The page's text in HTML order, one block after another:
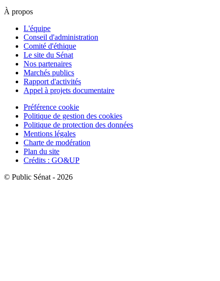
À propos
L'équipe
Conseil d'administration
Comité d'éthique
Le site du Sénat
Nos partenaires
Marchés publics
Rapport d'activités
Appel à projets documentaire
Préférence cookie
Politique de gestion des cookies
Politique de protection des données
Mentions légales
Charte de modération
Plan du site
Crédits : GO&UP
© Public Sénat - 2026